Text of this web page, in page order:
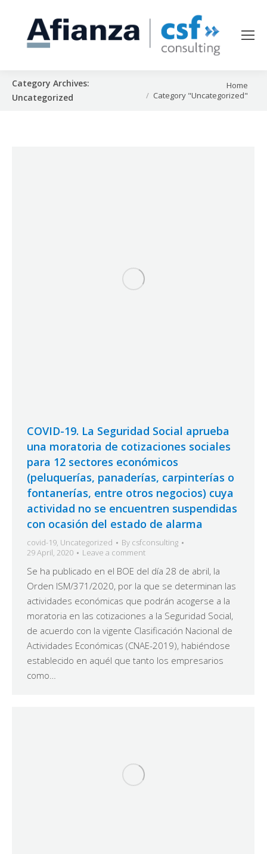
Category Archives:
Uncategorized
Home
Category "Uncategorized"
COVID-19. La Seguridad Social aprueba
una moratoria de cotizaciones sociales
para 12 sectores económicos
(peluquerías, panaderías, carpinterías o
fontanerías, entre otros negocios) cuya
actividad no se encuentren suspendidas
con ocasión del estado de alarma
covid-19, Uncategorized By csfconsulting
29 April, 2020
Leave a comment
Se ha publicado en el BOE del día 28 de abril, la
Orden ISM/371/2020, por la que se determinan las
actividades económicas que podrán acogerse a la
moratoria en las cotizaciones a la Seguridad Social,
de acuerdo con la vigente Clasificación Nacional de
Actividades Económicas (CNAE-2019), habiéndose
establecido en aquél que tanto los empresarios
como…